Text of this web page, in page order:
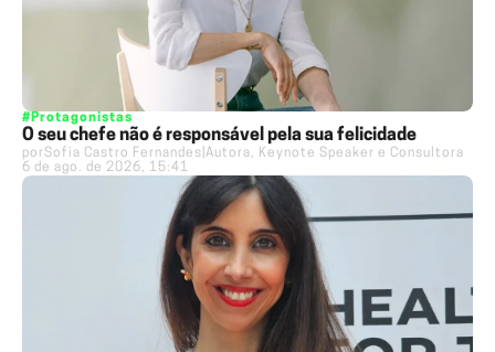
#Protagonistas
O seu chefe não é responsável pela sua felicidade
porSofia Castro Fernandes Autora, Keynote Speaker e Consultora
6 de ago. de 2026, 15:41